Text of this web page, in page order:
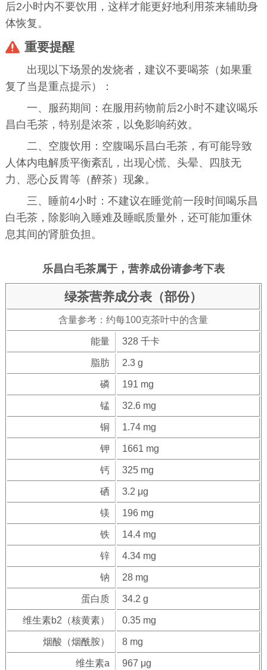
后2小时内不要饮用，这样才能更好地利用茶来辅助身
体恢复。
重要提醒
出现以下场景的发烧者，建议不要喝茶（如果重
复了当是重点提示）：
一、服药期间：在服用药物前后2小时不建议喝乐
昌白毛茶，特别是浓茶，以免影响药效。
二、空腹饮用：空腹喝乐昌白毛茶，有可能导致
人体内电解质平衡紊乱，出现心慌、头晕、四肢无
力、恶心反胃等（醉茶）现象。
三、睡前4小时：不建议在睡觉前一段时间喝乐昌
白毛茶，除影响入睡难及睡眠质量外，还可能加重休
息其间的肾脏负担。
乐昌白毛茶属于，营养成份请参考下表
绿茶营养成分表（部份）
含量参考：约每100克茶叶中的含量
能量 328 千卡
脂肪 2.3 g
磷 191 mg
锰 32.6 mg
铜 1.74 mg
钾 1661 mg
钙 325 mg
硒 3.2 μg
镁 196 mg
铁 14.4 mg
锌 4.34 mg
钠 28 mg
蛋白质 34.2 g
维生素b2（核黄素） 0.35 mg
烟酸（烟酰胺） 8 mg
维生素a 967 μg